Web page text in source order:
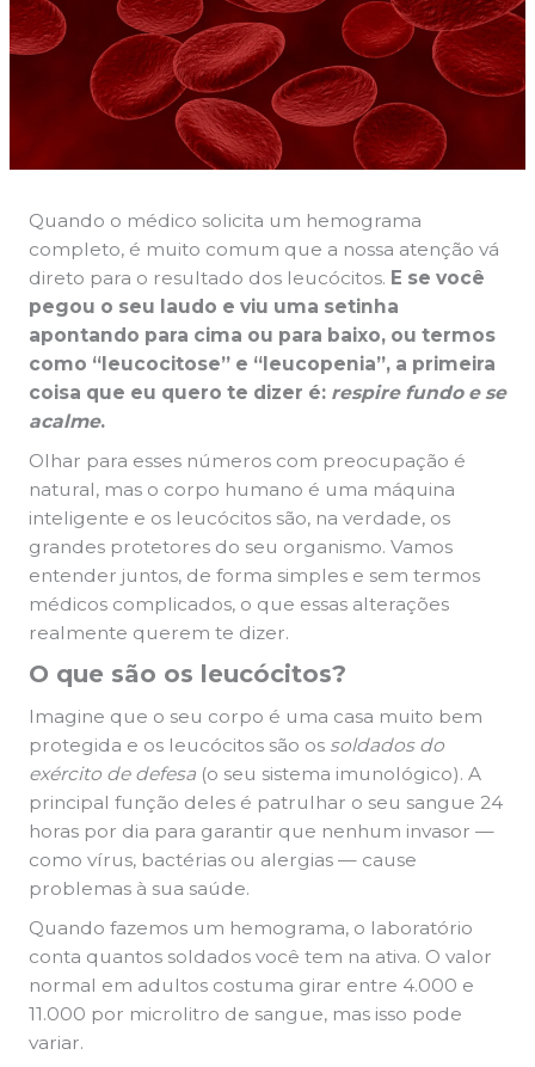
Quando o médico solicita um hemograma
completo, é muito comum que a nossa atenção vá
direto para o resultado dos leucócitos. E se você
pegou o seu laudo e viu uma setinha
apontando para cima ou para baixo, ou termos
como “leucocitose” e “leucopenia”, a primeira
coisa que eu quero te dizer é: respire fundo e se
acalme.
Olhar para esses números com preocupação é
natural, mas o corpo humano é uma máquina
inteligente e os leucócitos são, na verdade, os
grandes protetores do seu organismo. Vamos
entender juntos, de forma simples e sem termos
médicos complicados, o que essas alterações
realmente querem te dizer.
O que são os leucócitos?
Imagine que o seu corpo é uma casa muito bem
protegida e os leucócitos são os soldados do
exército de defesa(o seu sistema imunológico). A
principal função deles é patrulhar o seu sangue 24
horas por dia para garantir que nenhum invasor —
como vírus, bactérias ou alergias — cause
problemas à sua saúde.
Quando fazemos um hemograma, o laboratório
conta quantos soldados você tem na ativa. O valor
normal em adultos costuma girar entre 4.000 e
11.000 por microlitro de sangue, mas isso pode
variar.